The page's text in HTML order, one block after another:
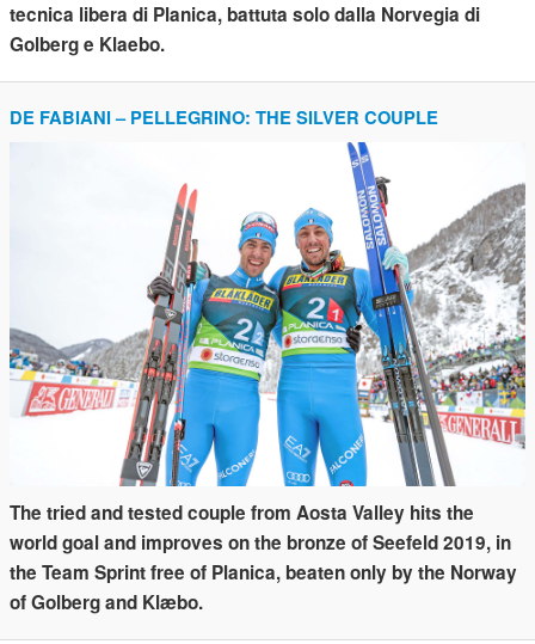
tecnica libera di Planica, battuta solo dalla Norvegia di
Golberg e Klaebo.
DE FABIANI – PELLEGRINO: THE SILVER COUPLE
The tried and tested couple from Aosta Valley hits the
world goal and improves on the bronze of Seefeld 2019, in
the Team Sprint free of Planica, beaten only by the Norway
of Golberg and Klæbo.